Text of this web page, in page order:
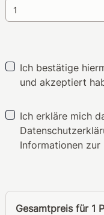
Ich bestätige
und akzeptiert
Ich erkläre mich
Informationen zur
Gesamtpreis für 1